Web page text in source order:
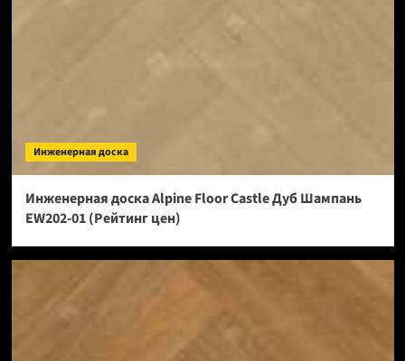
Инженерная доска
Инженерная доска Alpine Floor Castle Дуб Шампань
EW202-01 (Рейтинг цен)